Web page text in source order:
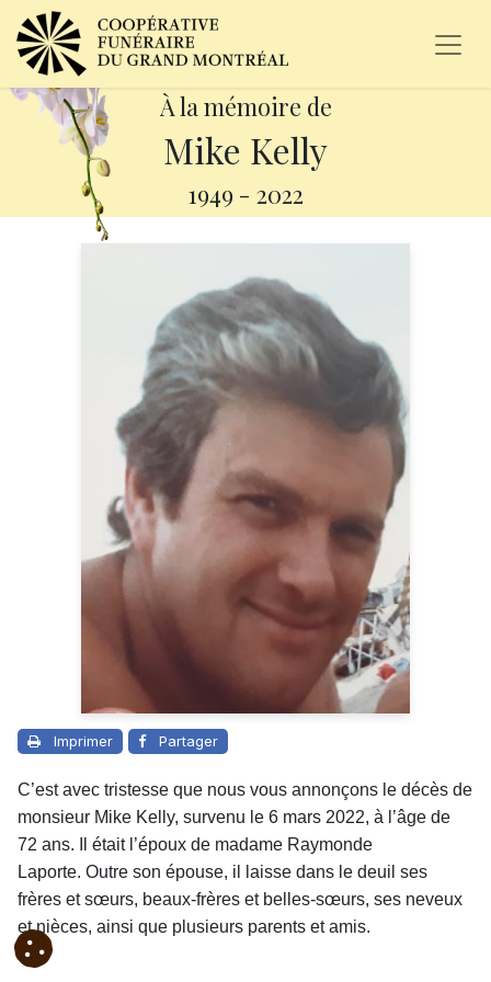
À la mémoire de
Mike Kelly
1949 - 2022
Imprimer Partager
C’est avec tristesse que nous vous annonçons le décès de
monsieur Mike Kelly, survenu le 6 mars 2022, à l’âge de
72 ans. Il était l’époux de madame Raymonde
Laporte. Outre son épouse, il laisse dans le deuil ses
frères et sœurs, beaux-frères et belles-sœurs, ses neveux
et nièces, ainsi que plusieurs parents et amis.